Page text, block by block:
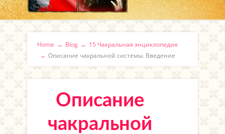
Home → Blog → 15 Чакральная энциклопедия
→ Описание чакральной системы. Введение
Описание
чакральной